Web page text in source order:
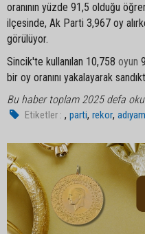
oranının yüzde 91,5 olduğu
ilçesinde, Ak Parti 3,967 oy
görülüyor.
Sincik'te kullanılan 10,758 oyun
bir oy oranını yakalayarak
Bu haber toplam 2025 defa
Etiketler : ,parti,rekor,